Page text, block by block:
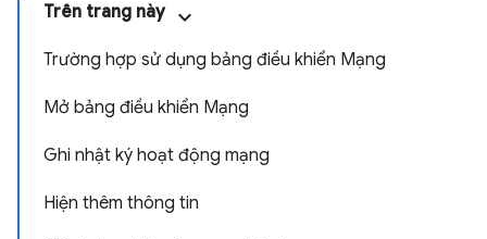
Trên trang này
Trường hợp sử dụng bảng điều khiển Mạng
Mở bảng điều khiển Mạng
Ghi nhật ký hoạt động mạng
Hiện thêm thông tin